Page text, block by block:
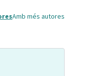
Amb més autores